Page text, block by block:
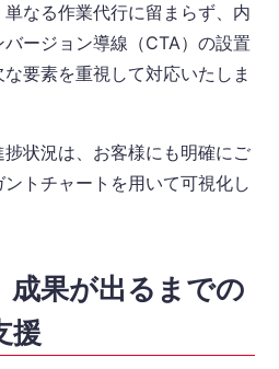
なる作業代行に留まらず、内
ージョン導線（CTA）の設置
要素を重視して対応いたしま
状況は、お客様にも明確にご
トチャートを用いて可視化し
成果が出るまでの
援